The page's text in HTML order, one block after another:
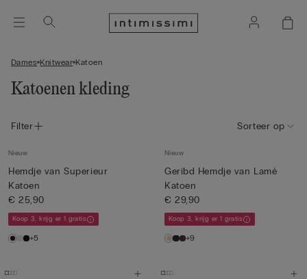
Dames Knitwear Katoen
Katoenen kleding
Filter Sorteer op
Nieuw
Hemdje van Superieur
Katoen
€ 25,90
Koop 3, krijg er 1 gratis
+5
Nieuw
Geribd Hemdje van Lamè
Katoen
€ 29,90
Koop 3, krijg er 1 gratis
+9